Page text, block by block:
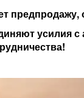
усилия